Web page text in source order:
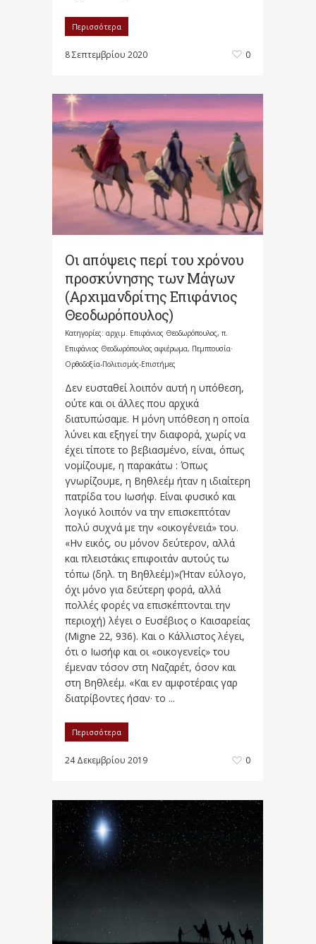
Περισσότερα
8 Σεπτεμβρίου 2020 0
Οι απόψεις περί του χρόνου
προσκύνησης των Μάγων
(Αρχιμανδρίτης Επιφάνιος
Θεοδωρόπουλος)
Κατηγορίες: αρχιμ. Επιφάνιος Θεοδωρόπουλος, π.
Επιφάνιος Θεοδωρόπουλος αφιέρωμα, Πεμπτουσία·
Ορθοδοξία-Πολιτισμός-Επιστήμες
Δεν ευσταθεί λοιπόν αυτή η υπόθεση,
ούτε και οι άλλες που αρχικά
διατυπώσαμε. Η μόνη υπόθεση η οποία
λύνει και εξηγεί την διαφορά, χωρίς να
έχει τίποτε το βεβιασμένο, είναι, όπως
νομίζουμε, η παρακάτω : Όπως
γνωρίζουμε, η Βηθλεέμ ήταν η ιδιαίτερη
πατρίδα του Ιωσήφ. Είναι φυσικό και
λογικό λοιπόν να την επισκεπτόταν
πολύ συχνά με την «οικογένειά» του.
«Ην εικός, ου μόνον δεύτερον, αλλά
και πλειστάκις επιφοιτάν αυτούς τω
τόπω (δηλ. τη Βηθλεέμ)»(Ήταν εύλογο,
όχι μόνο για δεύτερη φορά, αλλά
πολλές φορές να επισκέπτονται την
περιοχή) λέγει ο Ευσέβιος ο Καισαρείας
(Migne 22, 936). Και ο Κάλλιστος λέγει,
ότι ο Ιωσήφ και οι «οικογενείς» του
έμεναν τόσον στη Ναζαρέτ, όσον και
στη Βηθλεέμ. «Και εν αμφοτέραις γαρ
διατρίβοντες ήσαν· το ...
Περισσότερα
24 Δεκεμβρίου 2019 0